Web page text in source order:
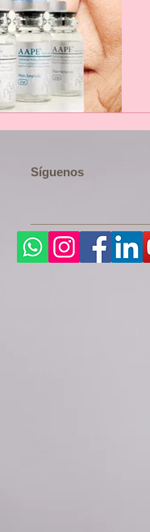
Síguenos